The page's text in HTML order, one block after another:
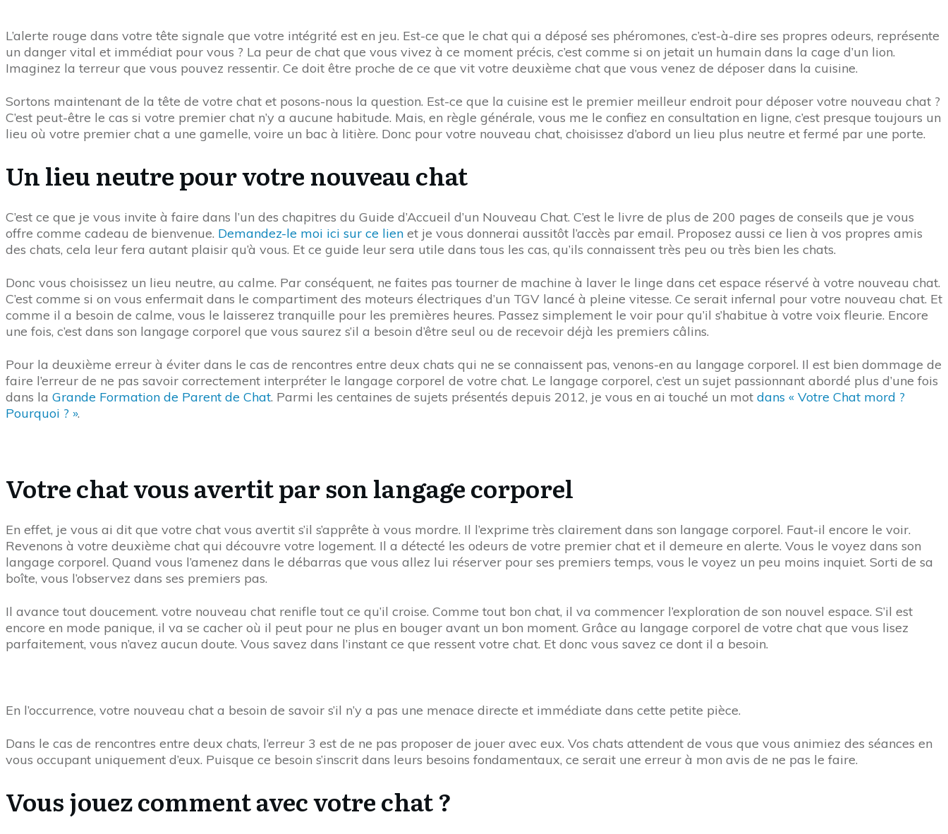
L’alerte rouge dans votre tête signale que votre intégrité est en jeu. Est-ce que le chat qui a déposé ses phéromones, c’est-à-dire ses propres odeurs, représente
un danger vital et immédiat pour vous ? La peur de chat que vous vivez à ce moment précis, c’est comme si on jetait un humain dans la cage d’un lion.
Imaginez la terreur que vous pouvez ressentir. Ce doit être proche de ce que vit votre deuxième chat que vous venez de déposer dans la cuisine.
Sortons maintenant de la tête de votre chat et posons-nous la question. Est-ce que la cuisine est le premier meilleur endroit pour déposer votre nouveau chat ?
C’est peut-être le cas si votre premier chat n’y a aucune habitude. Mais, en règle générale, vous me le confiez en consultation en ligne, c’est presque toujours un
lieu où votre premier chat a une gamelle, voire un bac à litière. Donc pour votre nouveau chat, choisissez d’abord un lieu plus neutre et fermé par une porte.
Un lieu neutre pour votre nouveau chat
C’est ce que je vous invite à faire dans l’un des chapitres du Guide d’Accueil d’un Nouveau Chat. C’est le livre de plus de 200 pages de conseils que je vous
offre comme cadeau de bienvenue. Demandez-le moi ici sur ce lien et je vous donnerai aussitôt l’accès par email. Proposez aussi ce lien à vos propres amis
des chats, cela leur fera autant plaisir qu’à vous. Et ce guide leur sera utile dans tous les cas, qu’ils connaissent très peu ou très bien les chats.
Donc vous choisissez un lieu neutre, au calme. Par conséquent, ne faites pas tourner de machine à laver le linge dans cet espace réservé à votre nouveau chat.
C’est comme si on vous enfermait dans le compartiment des moteurs électriques d’un TGV lancé à pleine vitesse. Ce serait infernal pour votre nouveau chat. Et
comme il a besoin de calme, vous le laisserez tranquille pour les premières heures. Passez simplement le voir pour qu’il s’habitue à votre voix fleurie. Encore
une fois, c’est dans son langage corporel que vous saurez s’il a besoin d’être seul ou de recevoir déjà les premiers câlins.
Pour la deuxième erreur à éviter dans le cas de rencontres entre deux chats qui ne se connaissent pas, venons-en au langage corporel. Il est bien dommage de
faire l’erreur de ne pas savoir correctement interpréter le langage corporel de votre chat. Le langage corporel, c’est un sujet passionnant abordé plus d’une fois
dans la Grande Formation de Parent de Chat. Parmi les centaines de sujets présentés depuis 2012, je vous en ai touché un mot dans « Votre Chat mord ?
Pourquoi ? ».
Votre chat vous avertit par son langage corporel
En effet, je vous ai dit que votre chat vous avertit s’il s’apprête à vous mordre. Il l’exprime très clairement dans son langage corporel. Faut-il encore le voir.
Revenons à votre deuxième chat qui découvre votre logement. Il a détecté les odeurs de votre premier chat et il demeure en alerte. Vous le voyez dans son
langage corporel. Quand vous l’amenez dans le débarras que vous allez lui réserver pour ses premiers temps, vous le voyez un peu moins inquiet. Sorti de sa
boîte, vous l’observez dans ses premiers pas.
Il avance tout doucement. votre nouveau chat renifle tout ce qu’il croise. Comme tout bon chat, il va commencer l’exploration de son nouvel espace. S’il est
encore en mode panique, il va se cacher où il peut pour ne plus en bouger avant un bon moment. Grâce au langage corporel de votre chat que vous lisez
parfaitement, vous n’avez aucun doute. Vous savez dans l’instant ce que ressent votre chat. Et donc vous savez ce dont il a besoin.
En l’occurrence, votre nouveau chat a besoin de savoir s’il n’y a pas une menace directe et immédiate dans cette petite pièce.
Dans le cas de rencontres entre deux chats, l’erreur 3 est de ne pas proposer de jouer avec eux. Vos chats attendent de vous que vous animiez des séances en
vous occupant uniquement d’eux. Puisque ce besoin s’inscrit dans leurs besoins fondamentaux, ce serait une erreur à mon avis de ne pas le faire.
Vous jouez comment avec votre chat ?